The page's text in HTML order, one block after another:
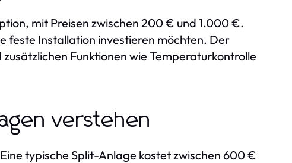
mit Preisen zwischen 200 € und 1.000 €.
feste Installation investieren möchten. Der
Funktionen wie Temperaturkontrolle
verstehen
typische Split-Anlage kostet zwischen 600 €